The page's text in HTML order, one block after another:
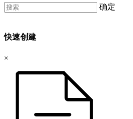
确定
快速创建
×